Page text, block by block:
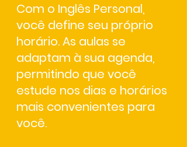
Com o Inglês Personal,
você define seu próprio
horário. As aulas se
adaptam à sua agenda,
permitindo que você
estude nos dias e horários
mais convenientes para
você.